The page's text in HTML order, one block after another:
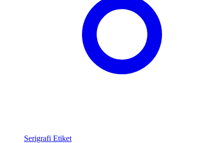
Serigrafi Etiket